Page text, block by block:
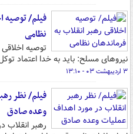
فیلم/ توصیه
نظامی
توصیه
نیروهای مسلح: باید به خدا اعتماد
۳ اردیبهشت ۰۳ - ۱۳:۱۰
فیلم/ نظر
وعده صادق
رهبر انقلاب